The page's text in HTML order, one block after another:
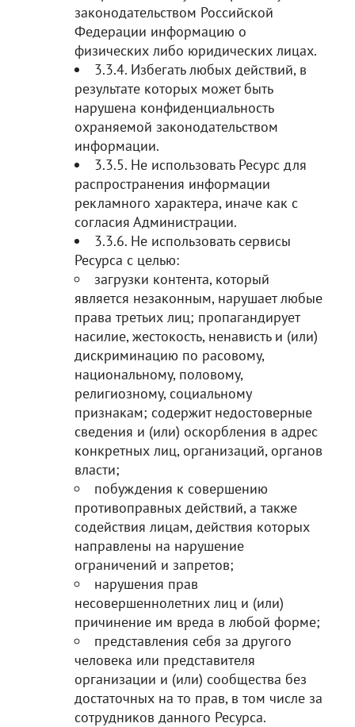
законодательством Российской
Федерации информацию о
физических либо юридических лицах.
3.3.4. Избегать любых действий, в
результате которых может быть
нарушена конфиденциальность
охраняемой законодательством
информации.
3.3.5. Не использовать Ресурс для
распространения информации
рекламного характера, иначе как с
согласия Администрации.
3.3.6. Не использовать сервисы
Ресурса с целью:
загрузки контента, который
является незаконным, нарушает любые
права третьих лиц; пропагандирует
насилие, жестокость, ненависть и (или)
дискриминацию по расовому,
национальному, половому,
религиозному, социальному
признакам; содержит недостоверные
сведения и (или) оскорбления в адрес
конкретных лиц, организаций, органов
власти;
побуждения к совершению
противоправных действий, а также
содействия лицам, действия которых
направлены на нарушение
ограничений и запретов;
нарушения прав
несовершеннолетних лиц и (или)
причинение им вреда в любой форме;
представления себя за другого
человека или представителя
организации и (или) сообщества без
достаточных на то прав, в том числе за
сотрудников данного Ресурса.